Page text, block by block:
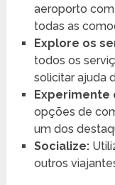
aeroporto
todas as
Explore os
todos os
solicitar ajuda
Experimente
opções de
um dos
Socialize:
outros